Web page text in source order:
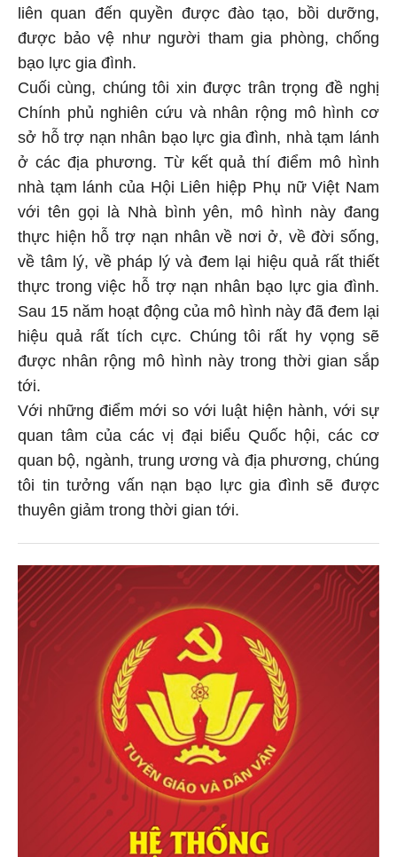
liên quan đến quyền được đào tạo, bồi dưỡng,
được bảo vệ như người tham gia phòng, chống
bạo lực gia đình.
Cuối cùng, chúng tôi xin được trân trọng đề nghị
Chính phủ nghiên cứu và nhân rộng mô hình cơ
sở hỗ trợ nạn nhân bạo lực gia đình, nhà tạm lánh
ở các địa phương. Từ kết quả thí điểm mô hình
nhà tạm lánh của Hội Liên hiệp Phụ nữ Việt Nam
với tên gọi là Nhà bình yên, mô hình này đang
thực hiện hỗ trợ nạn nhân về nơi ở, về đời sống,
về tâm lý, về pháp lý và đem lại hiệu quả rất thiết
thực trong việc hỗ trợ nạn nhân bạo lực gia đình.
Sau 15 năm hoạt động của mô hình này đã đem lại
hiệu quả rất tích cực. Chúng tôi rất hy vọng sẽ
được nhân rộng mô hình này trong thời gian sắp
tới.
Với những điểm mới so với luật hiện hành, với sự
quan tâm của các vị đại biểu Quốc hội, các cơ
quan bộ, ngành, trung ương và địa phương, chúng
tôi tin tưởng vấn nạn bạo lực gia đình sẽ được
thuyên giảm trong thời gian tới.